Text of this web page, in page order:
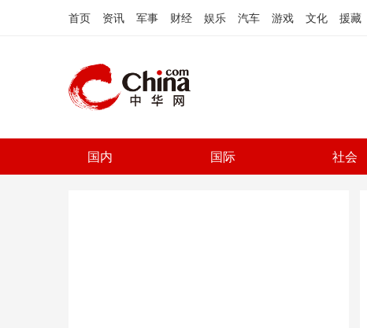
首页 资讯 军事 财经 娱乐 汽车 游戏 文化 援藏
国内 国际 社会